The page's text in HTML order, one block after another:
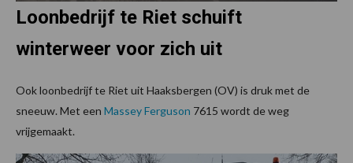
Loonbedrijf te Riet schuift
winterweer voor zich uit
Ook loonbedrijf te Riet uit Haaksbergen (OV) is druk met de
sneeuw. Met een Massey Ferguson 7615 wordt de weg
vrijgemaakt.